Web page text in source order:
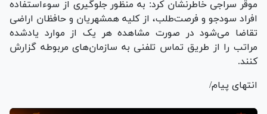
موقر سراجی خاطرنشان کرد: به منظور جلوگیری از سوء‌استفاده
افراد سودجو و فرصت‌طلب، از کلیه همشهریان و حافظان اراضی
تقاضا می‌شود در صورت مشاهده هر یک از موارد یادشده
مراتب را از طریق تماس تلفنی به سازمان‌های مربوطه گزارش
کنند.
انتهای پیام/